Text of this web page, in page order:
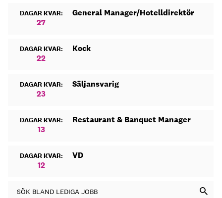
DAGAR KVAR:
27
General Manager/Hotelldirektör
DAGAR KVAR:
22
Kock
DAGAR KVAR:
23
Säljansvarig
DAGAR KVAR:
13
Restaurant & Banquet Manager
DAGAR KVAR:
12
VD
SÖK BLAND LEDIGA JOBB